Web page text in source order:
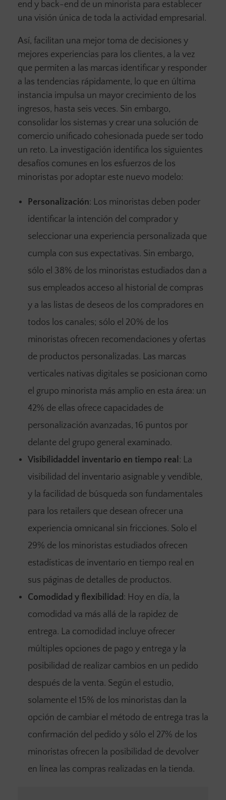
end y back-end de un minorista para establecer
una visión única de toda la actividad empresarial.
Así, facilitan una mejor toma de decisiones y
mejores experiencias para los clientes, a la vez
que permiten a las marcas identificar y responder
a las tendencias rápidamente, lo que en última
instancia impulsa un mayor crecimiento de los
ingresos, hasta seis veces. Sin embargo,
consolidar los sistemas y crear una solución de
comercio unificado cohesionada puede ser todo
un reto. La investigación identifica los siguientes
desafíos comunes en los esfuerzos de los
minoristas por adoptar este nuevo modelo:
Personalización: Los minoristas deben poder
identificar la intención del comprador y
seleccionar una experiencia personalizada que
cumpla con sus expectativas. Sin embargo,
sólo el 38% de los minoristas estudiados dan a
sus empleados acceso al historial de compras
y a las listas de deseos de los compradores en
todos los canales; sólo el 20% de los
minoristas ofrecen recomendaciones y ofertas
de productos personalizadas. Las marcas
verticales nativas digitales se posicionan como
el grupo minorista más amplio en esta área: un
42% de ellas ofrece capacidades de
personalización avanzadas, 16 puntos por
delante del grupo general examinado.
Visibilidaddel inventario en tiempo real: La
visibilidad del inventario asignable y vendible,
y la facilidad de búsqueda son fundamentales
para los retailers que desean ofrecer una
experiencia omnicanal sin fricciones. Solo el
29% de los minoristas estudiados ofrecen
estadísticas de inventario en tiempo real en
sus páginas de detalles de productos.
Comodidad y flexibilidad: Hoy en día, la
comodidad va más allá de la rapidez de
entrega. La comodidad incluye ofrecer
múltiples opciones de pago y entrega y la
posibilidad de realizar cambios en un pedido
después de la venta. Según el estudio,
solamente el 15% de los minoristas dan la
opción de cambiar el método de entrega tras la
confirmación del pedido y sólo el 27% de los
minoristas ofrecen la posibilidad de devolver
en línea las compras realizadas en la tienda.